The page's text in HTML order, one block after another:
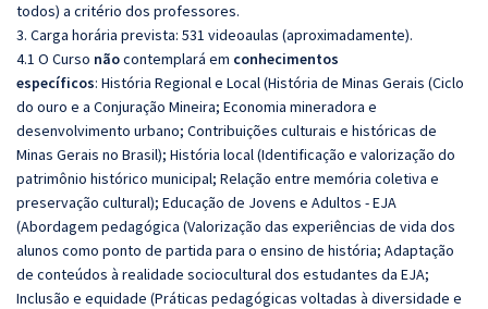
todos) a critério dos professores.
3. Carga horária prevista: 531 videoaulas (aproximadamente).
4.1 O Curso nãocontemplará em conhecimentos
específicos: História Regional e Local (História de Minas Gerais (Ciclo
do ouro e a Conjuração Mineira; Economia mineradora e
desenvolvimento urbano; Contribuições culturais e históricas de
Minas Gerais no Brasil); História local (Identificação e valorização do
patrimônio histórico municipal; Relação entre memória coletiva e
preservação cultural); Educação de Jovens e Adultos - EJA
(Abordagem pedagógica (Valorização das experiências de vida dos
alunos como ponto de partida para o ensino de história; Adaptação
de conteúdos à realidade sociocultural dos estudantes da EJA;
Inclusão e equidade (Práticas pedagógicas voltadas à diversidade e